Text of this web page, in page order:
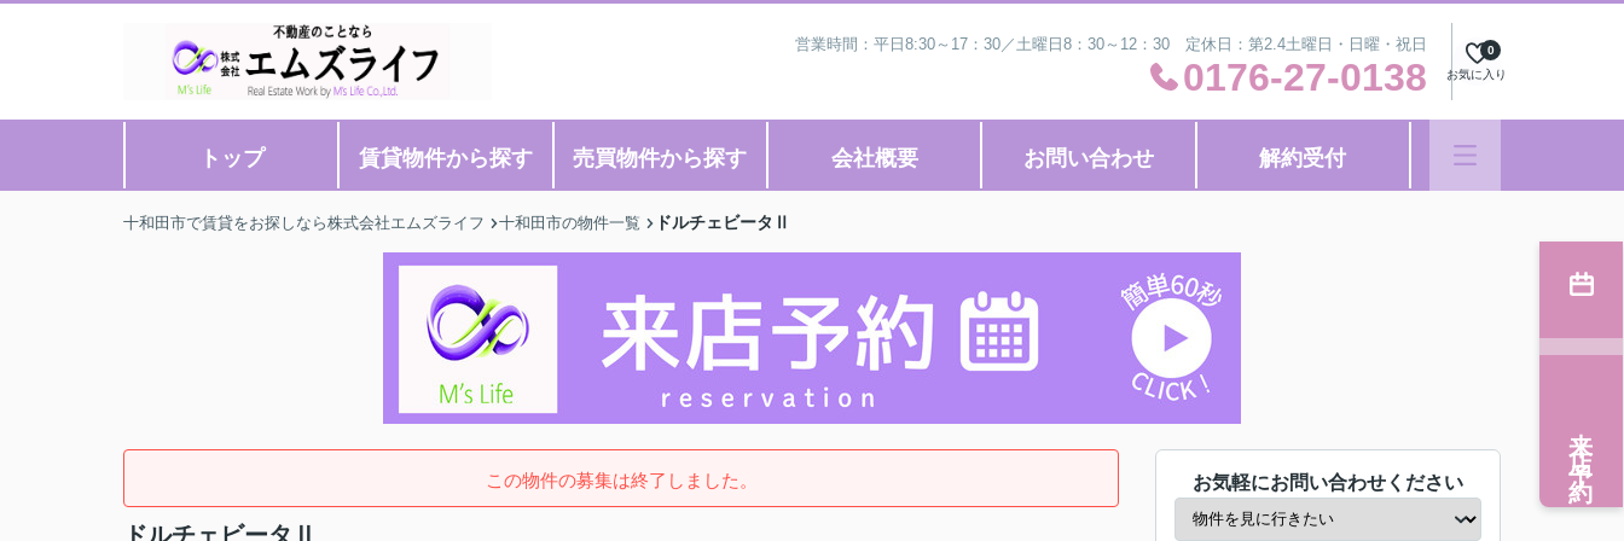
営業時間：平日8:30～17：30／土曜日8：30～12：30 定休日：第2.4土曜日・日曜・祝日
0176-27-0138 お気に入り
0
トップ 賃貸物件から探す 売買物件から探す 会社概要 お問い合わせ 解約受付
十和田市で賃貸をお探しなら株式会社エムズライフ 十和田市の物件一覧 ドルチェビータⅡ
この物件の募集は終了しました。
ドルチェビータⅡ
お気軽にお問い合わせください
来店予約